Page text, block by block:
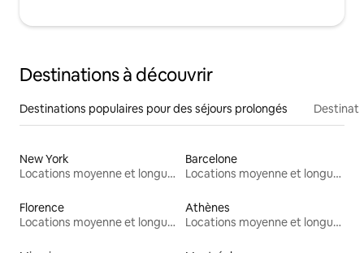
Destinations à découvrir
Destinations populaires pour des séjours prolongés
New York
Locations moyenne et longue durée
Barcelone
Locations moyenne et longue durée
Florence
Locations moyenne et longue durée
Athènes
Locations moyenne et longue durée